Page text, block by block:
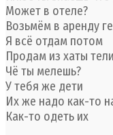
Может в отеле?
Возьмём в аренду
Я всё отдам потом
Продам из хаты
Чё ты мелешь?
У тебя же дети
Их же надо как-то
Как-то одеть их